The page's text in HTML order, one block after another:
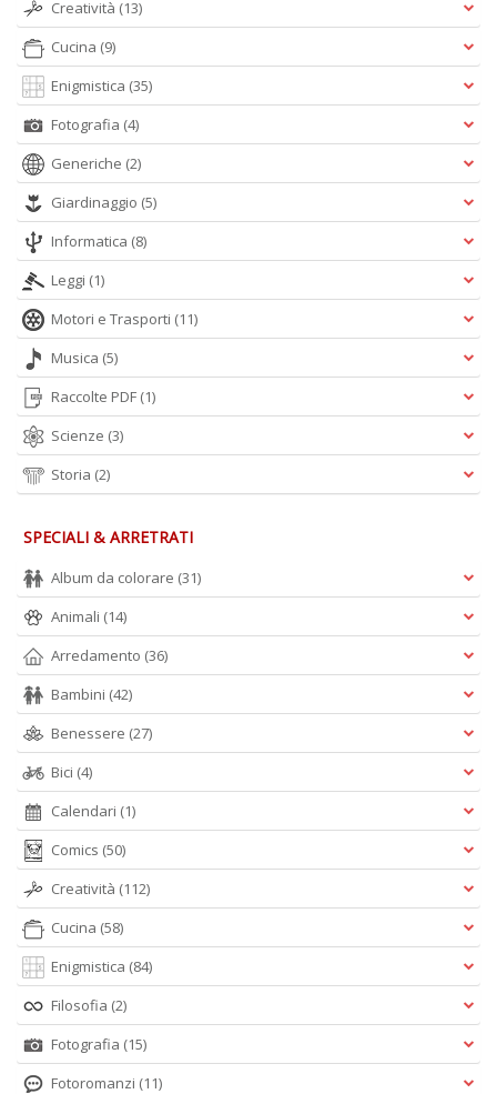
Creatività (13)
Cucina (9)
Enigmistica (35)
Fotografia (4)
Generiche (2)
Giardinaggio (5)
Informatica (8)
Leggi (1)
Motori e Trasporti (11)
Musica (5)
Raccolte PDF (1)
Scienze (3)
Storia (2)
SPECIALI & ARRETRATI
Album da colorare (31)
Animali (14)
Arredamento (36)
Bambini (42)
Benessere (27)
Bici (4)
Calendari (1)
Comics (50)
Creatività (112)
Cucina (58)
Enigmistica (84)
Filosofia (2)
Fotografia (15)
Fotoromanzi (11)